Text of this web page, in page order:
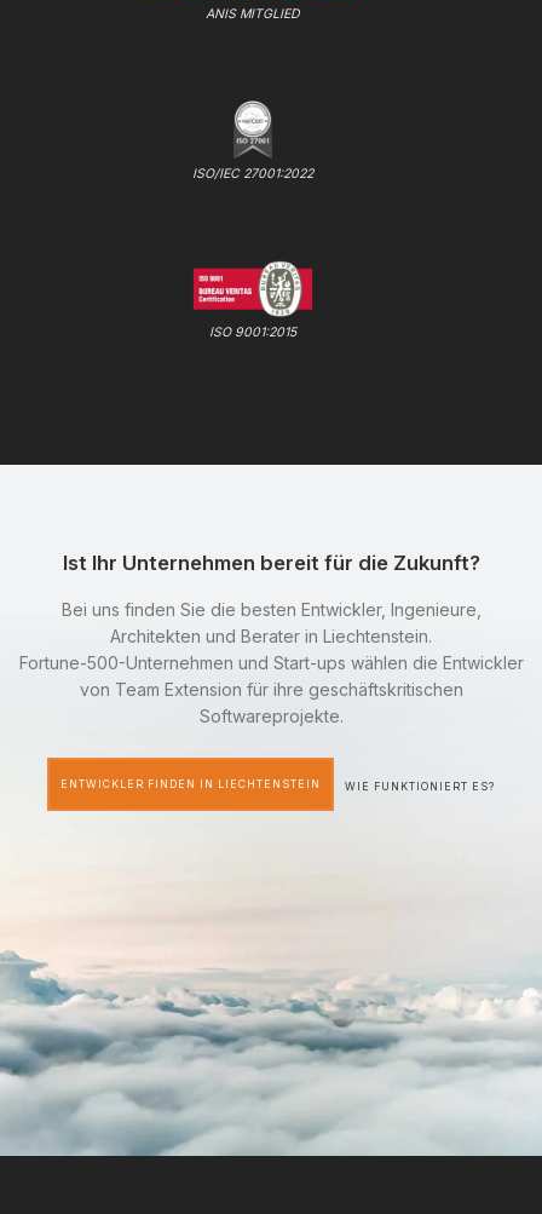
ANIS MITGLIED
ISO/IEC 27001:2022
ISO 9001:2015
Ist Ihr Unternehmen bereit für die Zukunft?
Bei uns finden Sie die besten Entwickler, Ingenieure,
Architekten und Berater in Liechtenstein.
Fortune-500-Unternehmen und Start-ups wählen die Entwickler
von Team Extension für ihre geschäftskritischen
Softwareprojekte.
ENTWICKLER FINDEN IN LIECHTENSTEIN WIE FUNKTIONIERT ES?